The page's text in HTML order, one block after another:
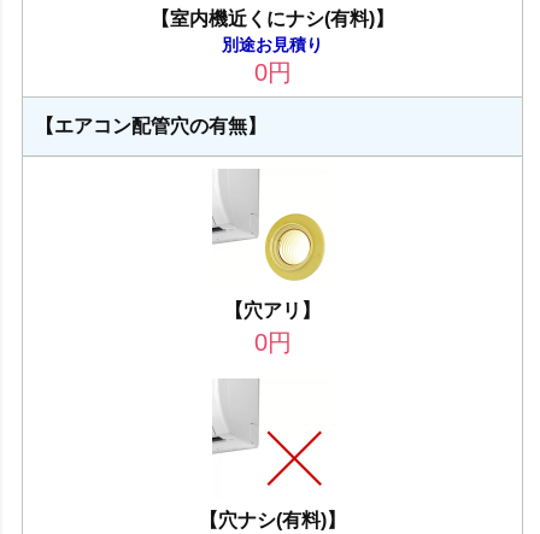
【室内機近くにナシ(有料)】
別途お見積り
0円
【エアコン配管穴の有無】
【穴アリ】
0円
【穴ナシ(有料)】